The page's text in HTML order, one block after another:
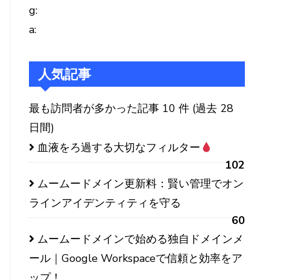
g:
a:
人気記事
最も訪問者が多かった記事 10 件 (過去 28
日間)
血液をろ過する大切なフィルター
102
ムームードメイン更新料：賢い管理でオン
ラインアイデンティティを守る
60
ムームードメインで始める独自ドメインメ
ール｜Google Workspaceで信頼と効率をア